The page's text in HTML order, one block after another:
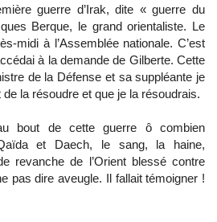
guerre d’Irak, dite « guerre du
Berque, le grand orientaliste. Le
midi à l’Assemblée nationale. C’est
à la demande de Gilberte. Cette
de la Défense et sa suppléante je
de la résoudre et que je la résoudrais.
bout de cette guerre ô combien
et Daech, le sang, la haine,
revanche de l’Orient blessé contre
pas dire aveugle. Il fallait témoigner !